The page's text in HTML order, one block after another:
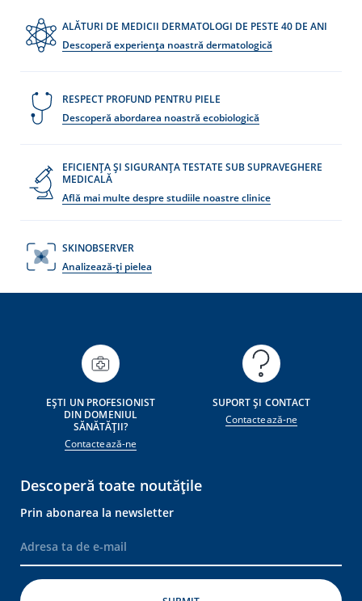
ALĂTURI DE MEDICII DERMATOLOGI DE PESTE 40 DE ANI
Descoperă experiența noastră dermatologică
RESPECT PROFUND PENTRU PIELE
Descoperă abordarea noastră ecobiologică
EFICIENȚA ȘI SIGURANȚA TESTATE SUB SUPRAVEGHERE
MEDICALĂ
Află mai multe despre studiile noastre clinice
SKINOBSERVER
Analizează-ți pielea
EȘTI UN PROFESIONIST
DIN DOMENIUL
SĂNĂTĂȚII?
Contactează-ne
SUPORT ȘI CONTACT
Contactează-ne
Descoperă toate noutățile
Prin abonarea la newsletter